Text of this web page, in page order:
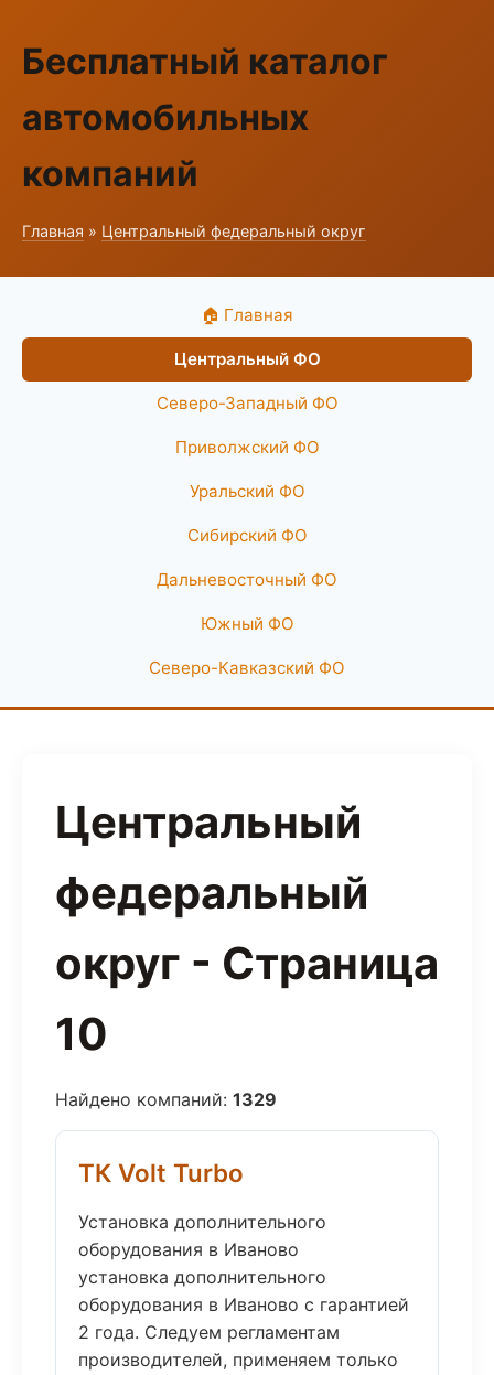
Бесплатный каталог
автомобильных
компаний
Главная » Центральный федеральный округ
🏠 Главная
Центральный ФО
Северо-Западный ФО
Приволжский ФО
Уральский ФО
Сибирский ФО
Дальневосточный ФО
Южный ФО
Северо-Кавказский ФО
Центральный
федеральный
округ - Страница
10
Найдено компаний: 1329
ТК Volt Turbo
Установка дополнительного
оборудования в Иваново
установка дополнительного
оборудования в Иваново с гарантией
2 года. Следуем регламентам
производителей, применяем только